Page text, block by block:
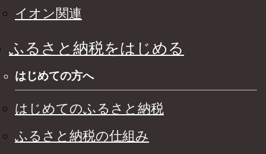
イオン関連
ふるさと納税をはじめる
はじめての方へ
はじめてのふるさと納税
ふるさと納税の仕組み